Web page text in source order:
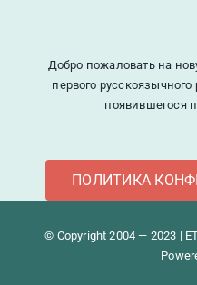
Добро пожаловать на
первого
появившегося
ПОЛИТИКА
© Copyright 2004 — 2023 |